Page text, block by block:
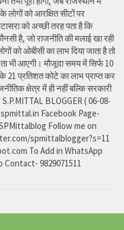
लोगों को आरक्षित सीटों पर
को अच्छी तरह पता है कि
है, जो राजनीति की मलाई खा रही
को ओबीसी का लाभ दिया जाता है तो
भी आएगी। मौजूदा समय में सिर्फ 10
21 प्रतिशत कोटे का लाभ प्राप्त कर
क्षेत्र में ही नहीं बल्कि सरकारी
S.P.MITTAL BLOGGER ( 06-08-
Facebook Page-
Follow me on
spmittalblogger?s=11
To Add in WhatsApp
Contact- 9829071511